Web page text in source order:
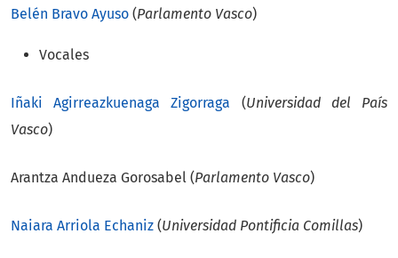
Belén Bravo Ayuso (Parlamento Vasco)
Vocales
Iñaki Agirreazkuenaga Zigorraga (Universidad del País
Vasco)
Arantza Andueza Gorosabel (Parlamento Vasco)
Naiara Arriola Echaniz (Universidad Pontificia Comillas)